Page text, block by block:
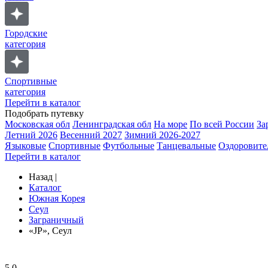
Городские
категория
Спортивные
категория
Перейти в каталог
Подобрать путевку
Московская обл Ленинградская обл На море По всей России
Летний 2026 Весенний 2027 Зимний 2026-2027
Языковые Спортивные Футбольные Танцевальные
Перейти в каталог
Назад |
Каталог
Южная Корея
Сеул
Заграничный
«JP», Сеул